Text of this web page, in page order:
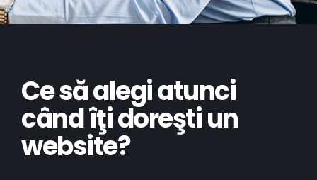
Ce să alegi atunci
cândîţi doreşti un
website?